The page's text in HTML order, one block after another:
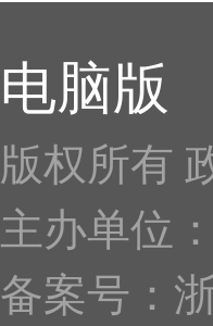
电脑版
版权所有
主办单位
备案号：